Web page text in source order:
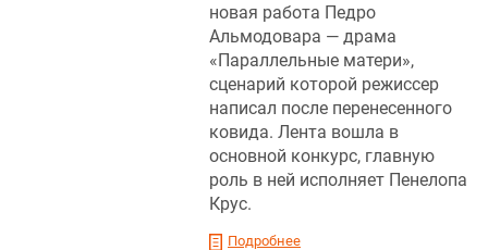
новая работа Педро
Альмодовара — драма
«Параллельные матери»,
сценарий которой режиссер
написал после перенесенного
ковида. Лента вошла в
основной конкурс, главную
роль в ней исполняет Пенелопа
Крус.
Подробнее